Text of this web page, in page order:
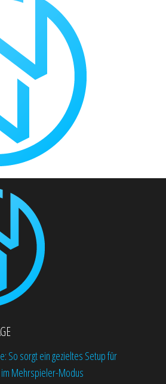
So sorgt ein gezieltes Setup für
Mehrspieler-Modus